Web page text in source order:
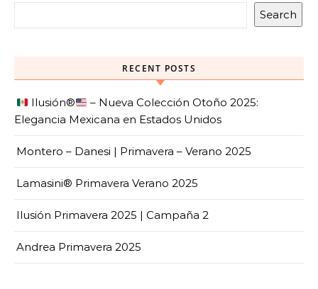
Search
RECENT POSTS
Ilusión®️
– Nueva Colección Otoño 2025:
Elegancia Mexicana en Estados Unidos
Montero – Danesi | Primavera – Verano 2025
Lamasini® Primavera Verano 2025
Ilusión Primavera 2025 | Campaña 2
Andrea Primavera 2025